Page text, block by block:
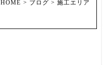
HOME > ブログ > 施工エリア